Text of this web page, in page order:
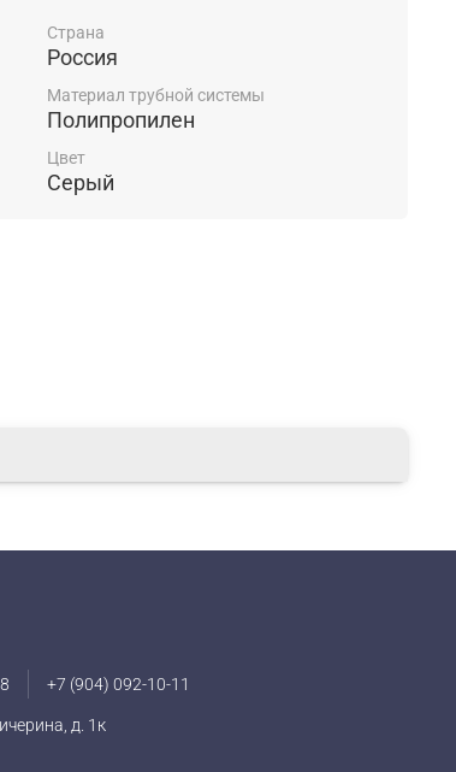
Страна
Россия
Материал трубной системы
Полипропилен
Цвет
Серый
+7 (904) 092-10-11
д. 1к